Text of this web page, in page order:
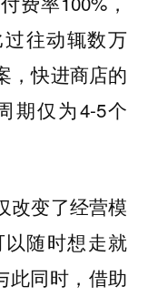
往动辄数万
，快进商店的
期仅为4-5个
改变了经营模
随时想走就
此同时，借助